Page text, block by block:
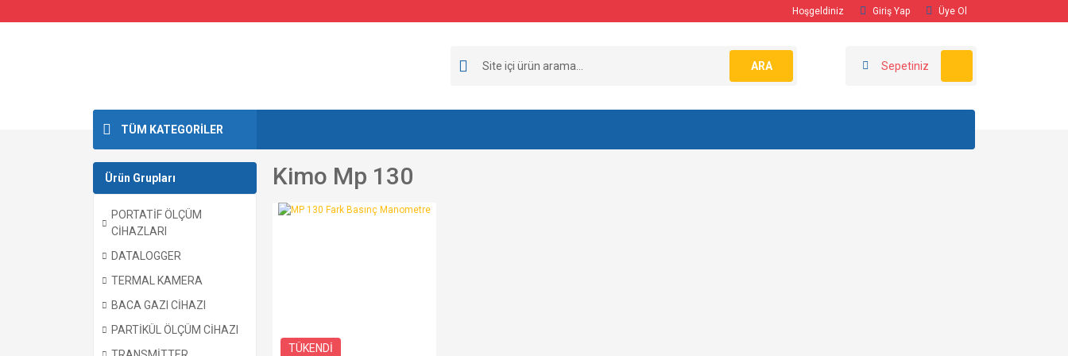
Hoşgeldiniz Giriş Yap Üye Ol
ARA Sepetiniz
TÜM KATEGORİLER
Ürün Grupları
PORTATİF ÖLÇÜM
CİHAZLARI
DATALOGGER
TERMAL KAMERA
BACA GAZI CİHAZI
PARTİKÜL ÖLÇÜM CİHAZI
Kimo Mp 130
TÜKENDİ